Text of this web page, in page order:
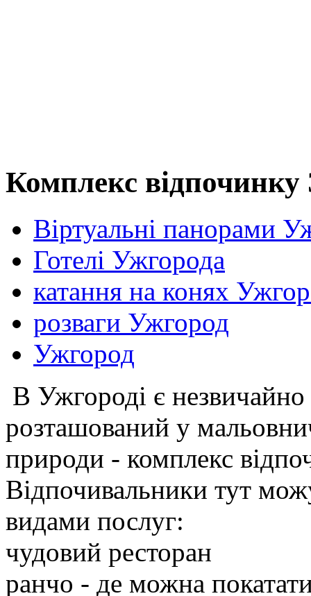
Комплекс відпочинку
Віртуальні панорами
Готелі Ужгорода
катання на конях
розваги Ужгород
Ужгород
В Ужгороді є незвичайно
розташований у
природи - комплекс
Відпочивальники тут
видами послуг:
чудовий ресторан
ранчо - де можна